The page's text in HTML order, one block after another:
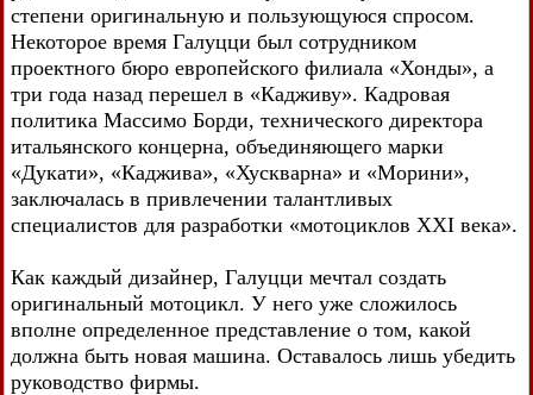
степени оригинальную и пользующуюся спросом.
Некоторое время Галуцци был сотрудником
проектного бюро европейского филиала «Хонды», а
три года назад перешел в «Кадживу». Кадровая
политика Массимо Борди, технического директора
итальянского концерна, объединяющего марки
«Дукати», «Каджива», «Хускварна» и «Морини»,
заключалась в привлечении талантливых
специалистов для разработки «мотоциклов XXI века».
Как каждый дизайнер, Галуцци мечтал создать
оригинальный мотоцикл. У него уже сложилось
вполне определенное представление о том, какой
должна быть новая машина. Оставалось лишь убедить
руководство фирмы.